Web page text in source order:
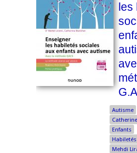
les
Autisme
Enfants
Mehdi